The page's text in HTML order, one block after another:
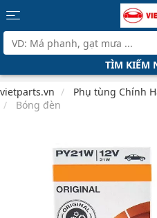
TÌM KIẾM
vietparts.vn Phụ tùng Chính
Bóng đèn